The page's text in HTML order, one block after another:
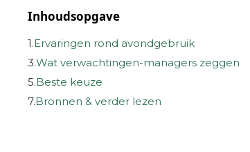
Inhoudsopgave
1.Ervaringen rond avondgebruik
3.Wat verwachtingen-managers zeggen
5.Beste keuze
7.Bronnen & verder lezen